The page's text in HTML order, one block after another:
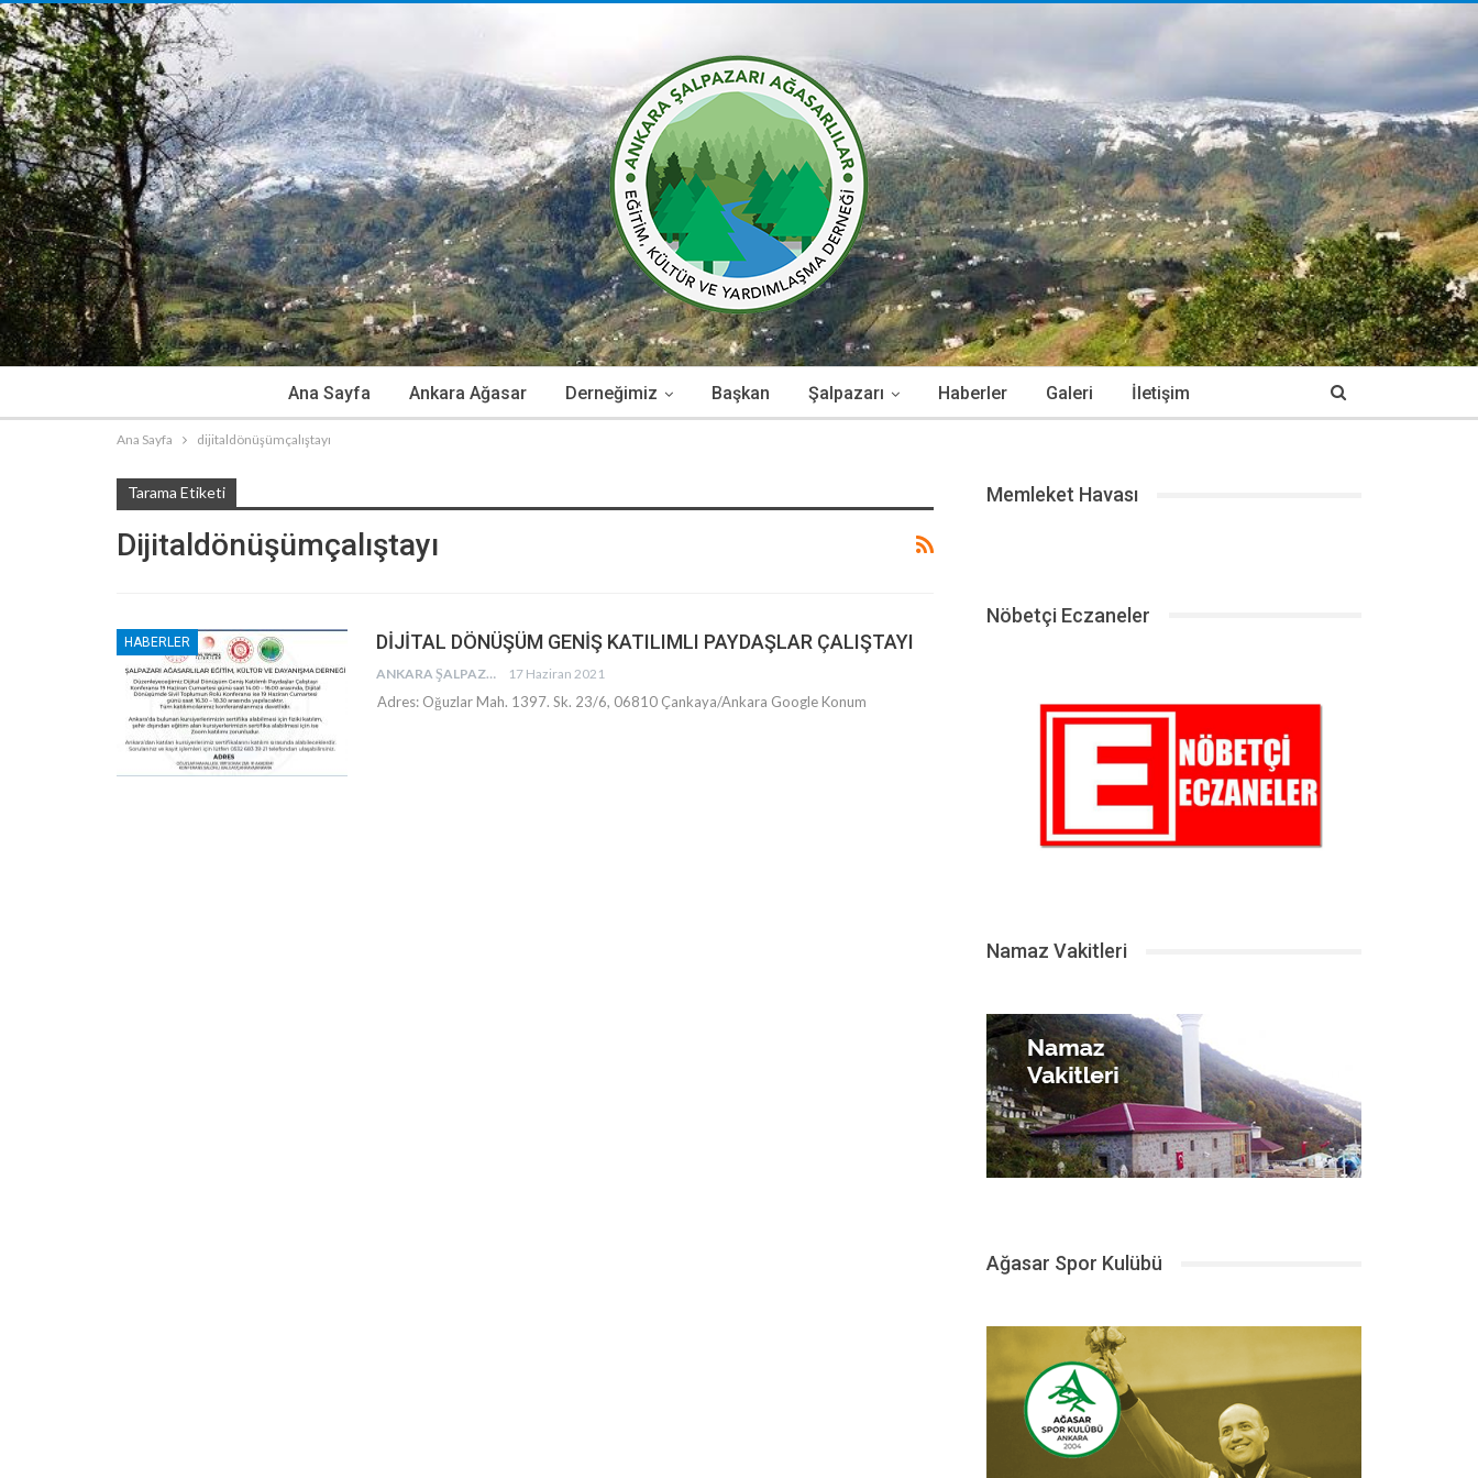
Ana Sayfa Ankara Ağasar Derneğimiz Başkan Şalpazarı Haberler Galeri İletişim
Ana Sayfa dijitaldönüşümçalıştayı
Tarama Etiketi
Dijitaldönüşümçalıştayı
HABERLER DİJİTAL DÖNÜŞÜM GENİŞ KATILIMLI PAYDAŞLAR ÇALIŞTAYI
ANKARA ŞALPAZARI AĞASARLILAR EĞITIM KÜLTÜR VE DAYANIŞMA DERNEĞI 17 Haziran 2021
Adres: Oğuzlar Mah. 1397. Sk. 23/6, 06810 Çankaya/Ankara Google Konum
Memleket Havası
Nöbetçi Eczaneler
Namaz Vakitleri
Ağasar Spor Kulübü